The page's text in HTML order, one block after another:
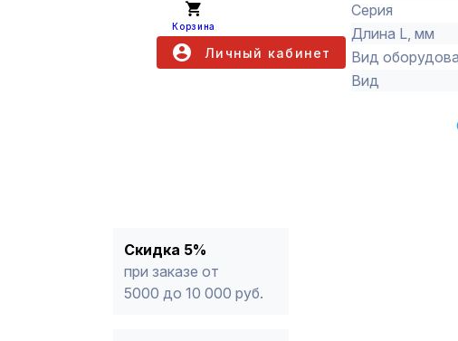
Корзина
Личный кабинет
Серия
Длина L, мм
Вид
Вид
Скидка 5%
при заказе от
5000 до 10 000 руб.